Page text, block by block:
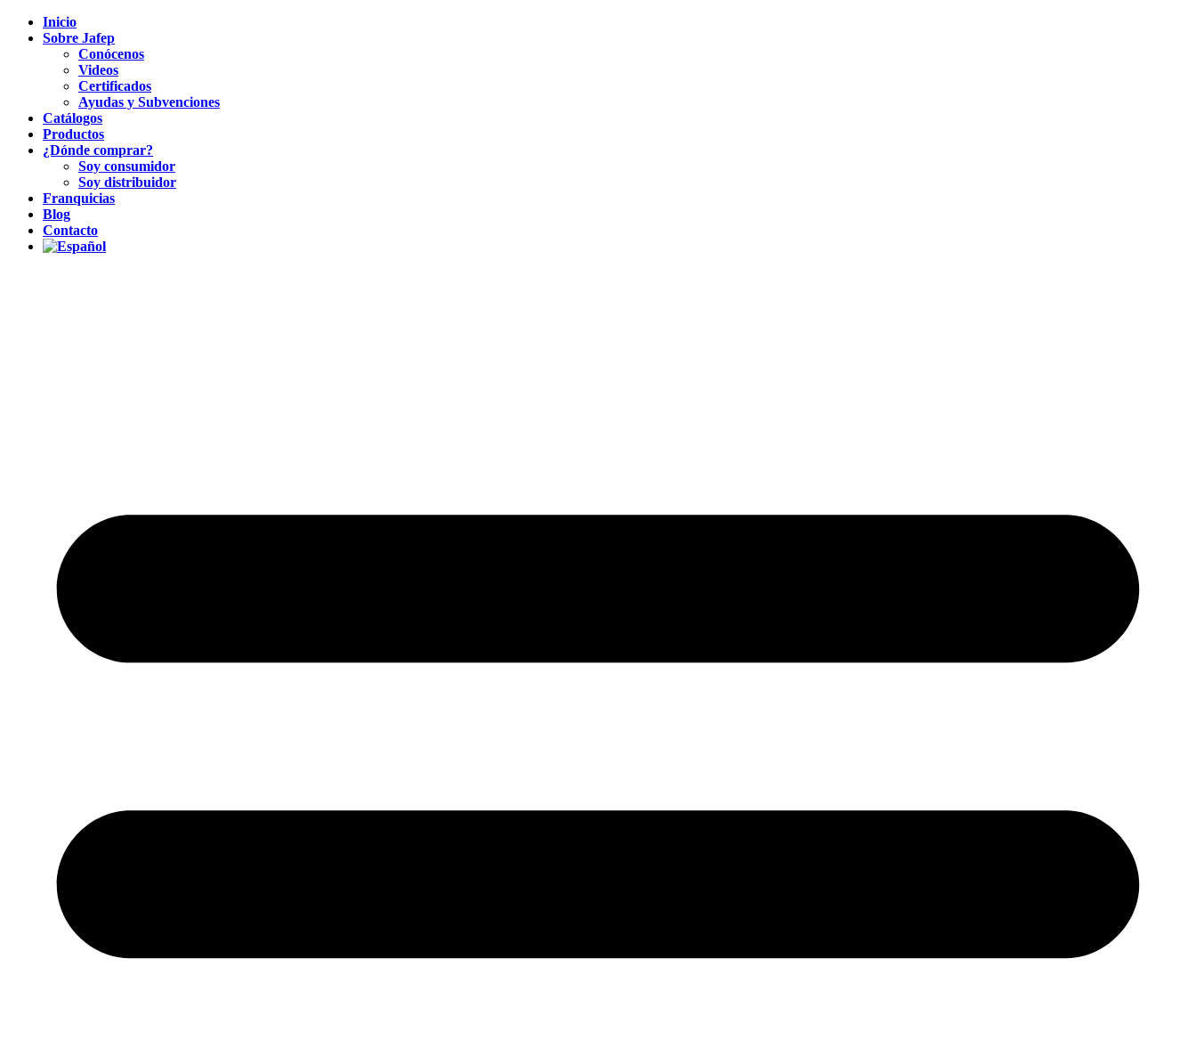
Inicio
Sobre Jafep
Conócenos
Videos
Certificados
Ayudas y Subvenciones
Catálogos
Productos
¿Dónde comprar?
Soy consumidor
Soy distribuidor
Franquicias
Blog
Contacto